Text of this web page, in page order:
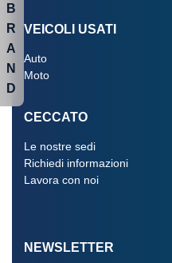
VEICOLI USATI
Auto
Moto
CECCATO
Le nostre sedi
Richiedi informazioni
Lavora con noi
NEWSLETTER
B
R
A
N
D